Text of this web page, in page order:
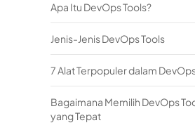
Apa Itu DevOps Tools?
Jenis-Jenis DevOps Tools
7 Alat Terpopuler dalam
Bagaimana Memilih DevOps
yang Tepat